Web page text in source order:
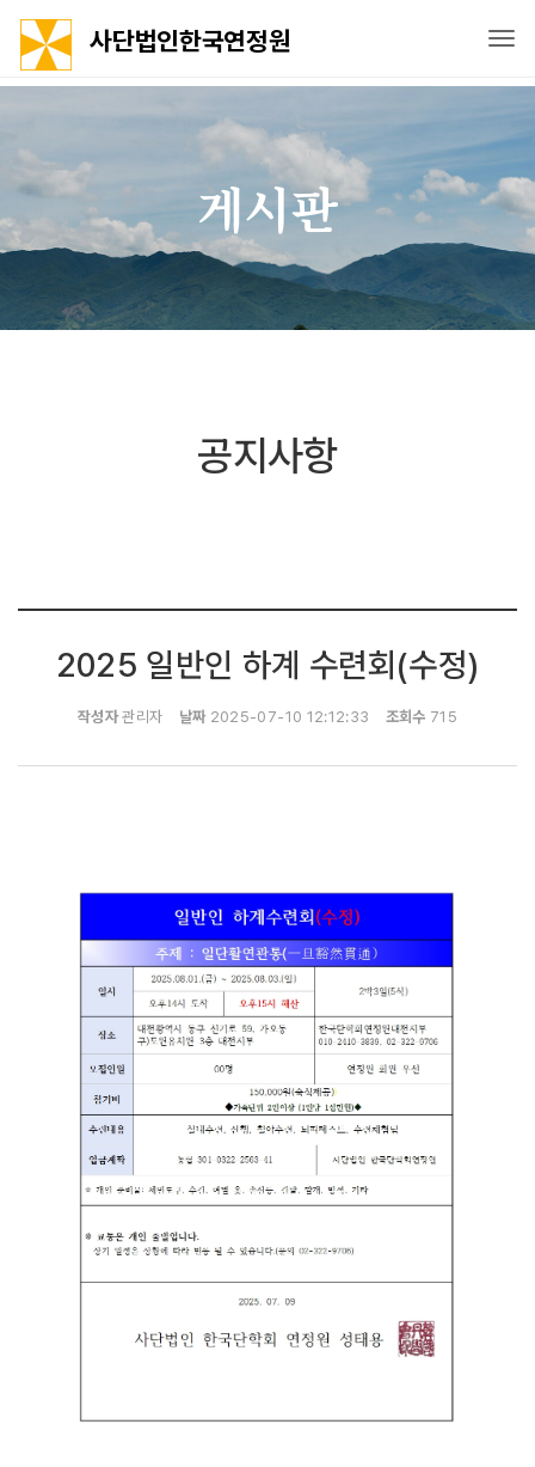
사단법인한국연정원
게시판
공지사항
2025 일반인 하계 수련회(수정)
작성자관리자 날짜 2025-07-10 12:12:33 조회수 715